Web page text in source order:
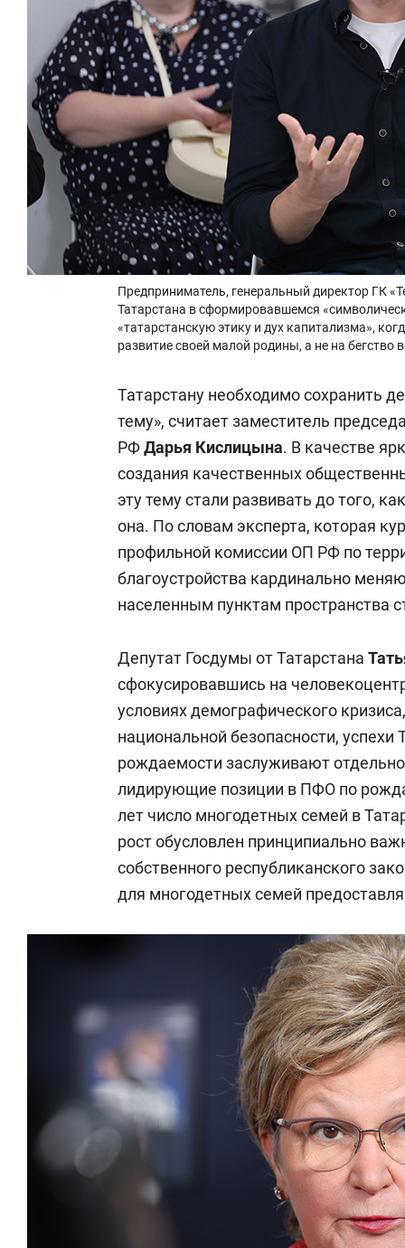
Предприниматель, генеральный директор ГК
Татарстана в сформировавшемся
«татарстанскую этику и дух капитализма»,
развитие своей малой родины, а не на бегство
Татарстану необходимо сохранить
тему», считает заместитель
РФДарья Кислицына. В качестве
создания качественных
эту тему стали развивать до того,
она. По словам эксперта, которая
профильной комиссии ОП РФ по
благоустройства кардинально
населенным пунктам пространства
Депутат Госдумы от Татарстана
сфокусировавшись на
условиях демографического
национальной безопасности, успехи
рождаемости заслуживают
лидирующие позиции в ПФО по
лет число многодетных семей в
рост обусловлен принципиально
собственного республиканского
для многодетных семей